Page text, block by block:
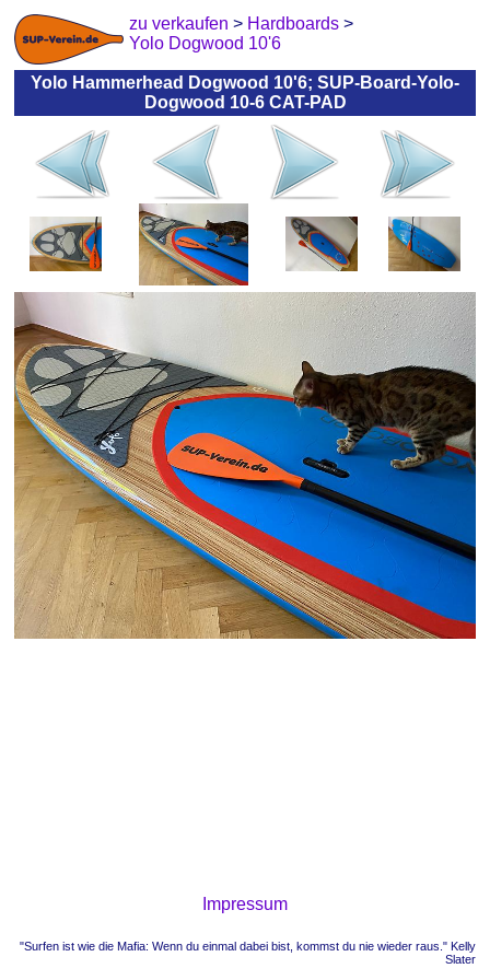
zu verkaufen > Hardboards >
Yolo Dogwood 10'6
Yolo Hammerhead Dogwood 10'6; SUP-Board-Yolo-
Dogwood 10-6 CAT-PAD
Impressum
"Surfen ist wie die Mafia: Wenn du einmal dabei bist, kommst du nie wieder raus." Kelly
Slater